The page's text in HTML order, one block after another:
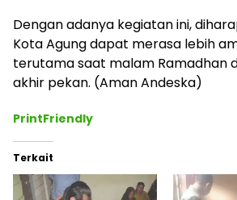
Dengan adanya kegiatan ini,
Kota Agung dapat merasa lebih
terutama saat malam Ramadhan
akhir pekan. (Aman Andeska)
PrintFriendly
Terkait